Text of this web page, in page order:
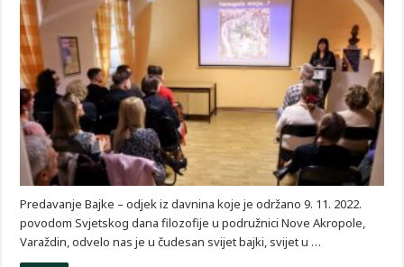
Predavanje Bajke – odjek iz davnina koje je održano 9. 11. 2022.
povodom Svjetskog dana filozofije u podružnici Nove Akropole,
Varaždin, odvelo nas je u čudesan svijet bajki, svijet u …